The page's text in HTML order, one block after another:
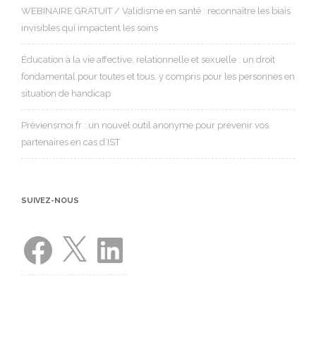
WEBINAIRE GRATUIT / Validisme en santé : reconnaître les biais
invisibles qui impactent les soins
Éducation à la vie affective, relationnelle et sexuelle : un droit
fondamental pour toutes et tous, y compris pour les personnes en
situation de handicap
Préviensmoi.fr : un nouvel outil anonyme pour prévenir vos
partenaires en cas d’IST
SUIVEZ-NOUS
Facebook LinkedIn